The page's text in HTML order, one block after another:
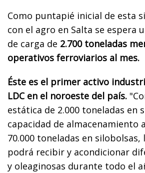
Como puntapié inicial de esta
con el agro en Salta se espera
de carga de 2.700 toneladas
operativos ferroviarios al mes.
Éste es el primer activo
LDC en el noroeste del país.
estática de 2.000 toneladas en
capacidad de almacenamiento
70.000 toneladas en silobolsas,
podrá recibir y acondicionar
y oleaginosas durante todo el